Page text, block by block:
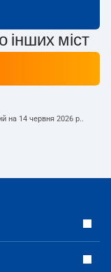
інших міст
на 14 червня 2026 р..